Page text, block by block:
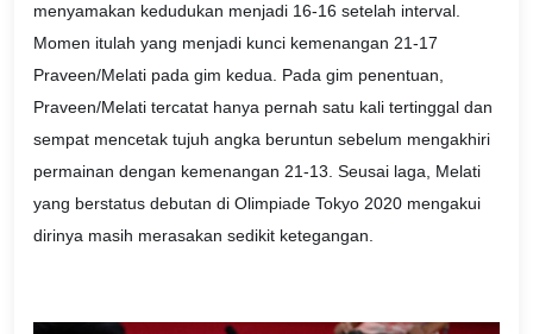
menyamakan kedudukan menjadi 16-16 setelah interval.
Momen itulah yang menjadi kunci kemenangan 21-17
Praveen/Melati pada gim kedua. Pada gim penentuan,
Praveen/Melati tercatat hanya pernah satu kali tertinggal dan
sempat mencetak tujuh angka beruntun sebelum mengakhiri
permainan dengan kemenangan 21-13. Seusai laga, Melati
yang berstatus debutan di Olimpiade Tokyo 2020 mengakui
dirinya masih merasakan sedikit ketegangan.